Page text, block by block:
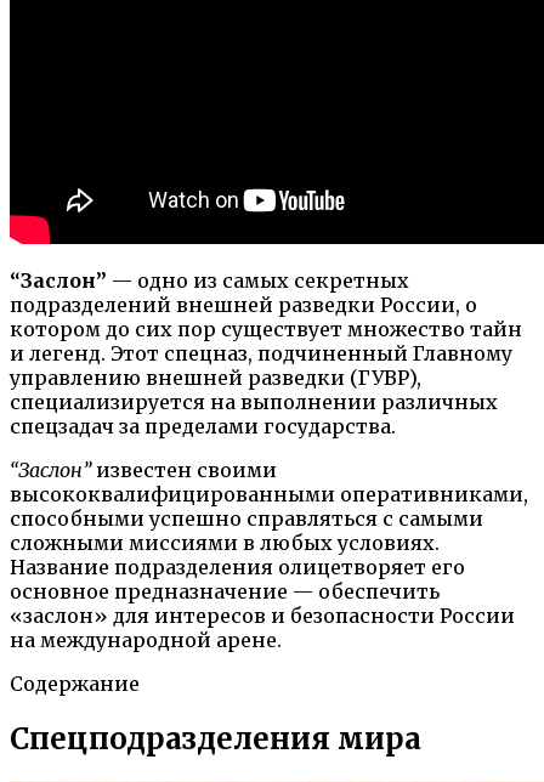
“Заслон” — одно из самых секретных
подразделений внешней разведки России, о
котором до сих пор существует множество тайн
и легенд. Этот спецназ, подчиненный Главному
управлению внешней разведки (ГУВР),
специализируется на выполнении различных
спецзадач за пределами государства.
“Заслон”известен своими
высококвалифицированными оперативниками,
способными успешно справляться с самыми
сложными миссиями в любых условиях.
Название подразделения олицетворяет его
основное предназначение — обеспечить
«заслон» для интересов и безопасности России
на международной арене.
Содержание
Спецподразделения мира